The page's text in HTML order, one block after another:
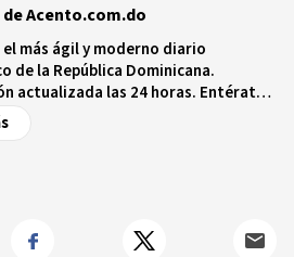
Acento.com.do
más ágil y moderno diario
de la República Dominicana.
actualizada las 24 horas. Entérate
y sucesos más importantes a
e internacional, videos y fotos